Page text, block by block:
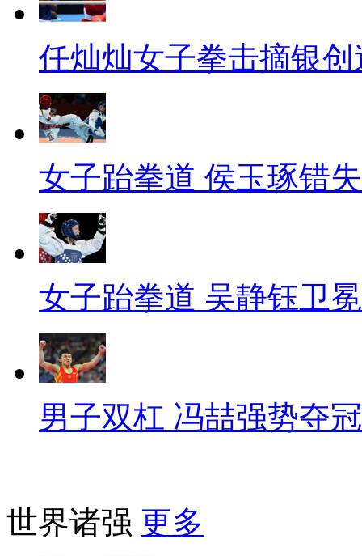
任灿灿女子拳击摘银
女子跆拳道 侯玉琢错
女子跆拳道 吴静钰卫冕
男子双杠 冯喆强势夺冠
世界诸强 更多